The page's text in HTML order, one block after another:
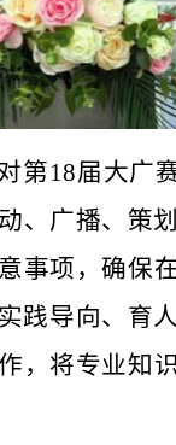
第18届大广
、 广播、策
事项，确保
践导向、育
， 将专业知